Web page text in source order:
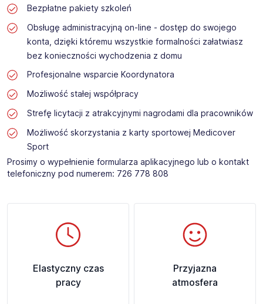
Bezpłatne pakiety szkoleń
Obsługę administracyjną on-line - dostęp do swojego
konta, dzięki któremu wszystkie formalności załatwiasz
bez konieczności wychodzenia z domu
Profesjonalne wsparcie Koordynatora
Możliwość stałej współpracy
Strefę licytacji z atrakcyjnymi nagrodami dla pracowników
Możliwość skorzystania z karty sportowej Medicover
Sport
Prosimy o wypełnienie formularza aplikacyjnego lub o kontakt
telefoniczny pod numerem: 726 778 808
Elastyczny czas
pracy
Przyjazna
atmosfera